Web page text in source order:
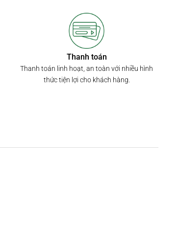
Thanh toán
Thanh toán linh hoạt, an toàn với nhiều hình
thức tiện lợi cho khách hàng.